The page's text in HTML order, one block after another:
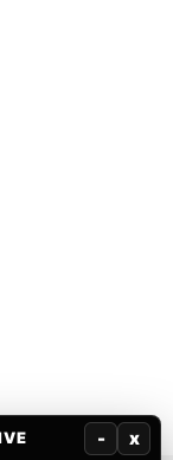
- x